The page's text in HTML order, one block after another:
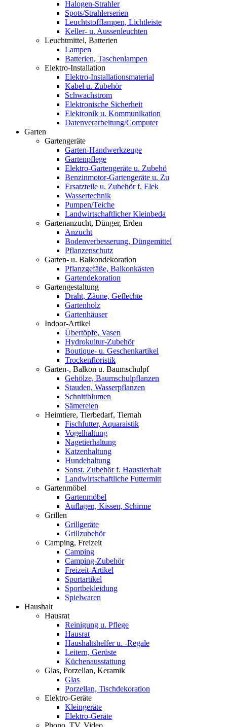
Halogen-Strahler
Spots/Strahlerserien
Leuchtstofflampen, Lichtleiste
Keller- u. Aussenleuchten
Leuchtmittel, Batterien
Lampen
Batterien, Taschenlampen
Elektro-Installation
Elektro-Installationsmaterial
Kabel u. Zubehör
Schwachstrom
Elektronische Sicherheit
Elektronik u. Kommunikation
Datenverarbeitung/Computer
Garten
Gartengeräte
Garten-Handwerkzeuge
Gartenpflege
Elektro-Gartengeräte u. Zubehö
Benzinmotor-Gartengeräte u. Zu
Ersatzteile u. Zubehör f. Elek
Wassertechnik
Pumpen/Teiche
Landwirtschaftlicher Kleinbeda
Gartenanzucht, Dünger, Erden
Anzucht
Bodenverbesserung, Düngemittel
Pflanzenschutz
Garten- u. Balkondekoration
Pflanzgefäße, Balkonkästen
Gartendekoration
Gartengestaltung
Draht, Zäune, Geflechte
Gartenholz
Gartenhäuser
Indoor-Artikel
Übertöpfe, Vasen
Hydrokultur-Zubehör
Boutique- u. Geschenkartikel
Trockenfloristik
Garten-, Balkon u. Baumschulpf
Gehölze, Baumschulpflanzen
Stauden, Wasserpflanzen
Schnittblumen
Sämereien
Heimtiere, Tierbedarf, Tiernah
Fischfutter, Aquaraistik
Vogelhaltung
Nagetierhaltung
Katzenhaltung
Hundehaltung
Sonst. Zubehör f. Haustierhalt
Landwirtschaftliche Futtermitt
Gartenmöbel
Gartenmöbel
Auflagen, Kissen, Schirme
Grillen
Grillgeräte
Grillzubehör
Camping, Freizeit
Camping
Camping-Zubehör
Freizeit-Artikel
Sportartikel
Sportbekleidung
Spielwaren
Haushalt
Hausrat
Reinigung u. Pflege
Hausrat
Haushaltshelfer u. -Regale
Leitern, Gerüste
Küchenausstattung
Glas, Porzellan, Keramik
Glas
Porzellan, Tischdekoration
Elektro-Geräte
Kleingeräte
Elektro-Geräte
Phono, TV, Video,